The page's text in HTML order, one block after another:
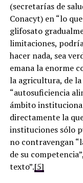
(secretarías de
Conacyt) en “lo
glifosato
limitaciones,
hacer nada, sea
emana la enorme
la agricultura, de
“autosuficiencia
ámbito
directamente la
instituciones sólo
no contravengan
de su
texto”.[5]